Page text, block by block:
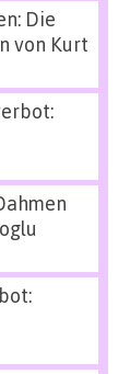
Die
von Kurt